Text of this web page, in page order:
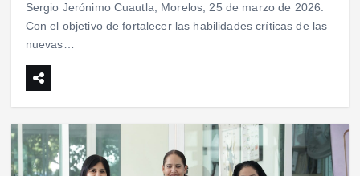
Sergio Jerónimo Cuautla, Morelos; 25 de marzo de 2026.
Con el objetivo de fortalecer las habilidades críticas de las
nuevas…